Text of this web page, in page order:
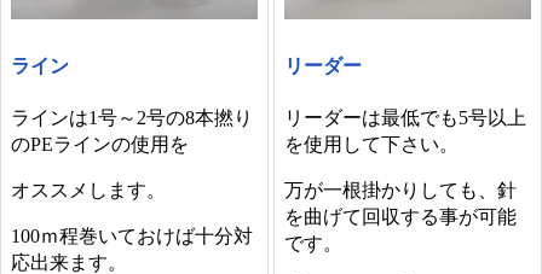
ライン
ラインは1号～2号の8本撚り
のPEラインの使用を
オススメします。
100ｍ程巻いておけば十分対
応出来ます。
リーダー
リーダーは最低でも5号以上
を使用して下さい。
万が一根掛かりしても、針
を曲げて回収する事が可能
です。